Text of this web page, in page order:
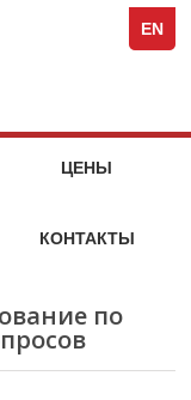
ЦЕНЫ
КОНТАКТЫ
Full-
EN
по